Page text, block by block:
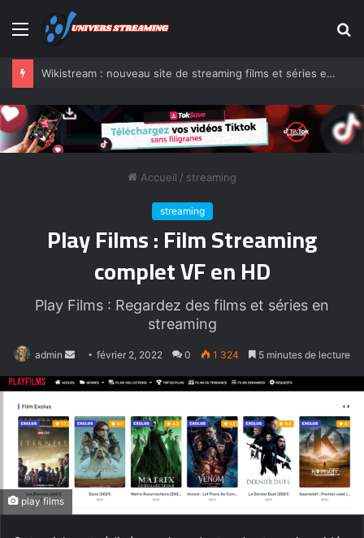
Menu
Wikistream : nouveau site de streaming films et séries en VF
Accueil / streaming
streaming
Play Films : Film Streaming
complet VF en HD
Play Films : Regardez des films et séries en
streaming
admin
Envoyer
courriel
février 2, 2022 0 1 324 5 minutes de lecture
play films